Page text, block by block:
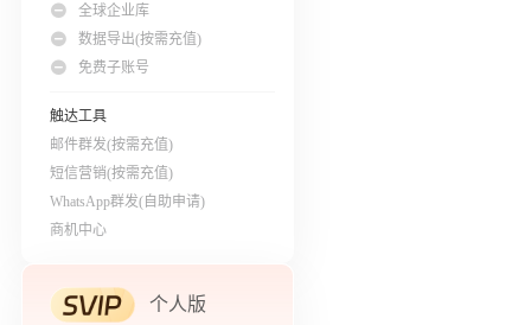
全球企业库
数据导出(按需充值)
免费子账号
触达工具
邮件群发(按需充值)
短信营销(按需充值)
WhatsApp群发(自助申请)
商机中心
个人版